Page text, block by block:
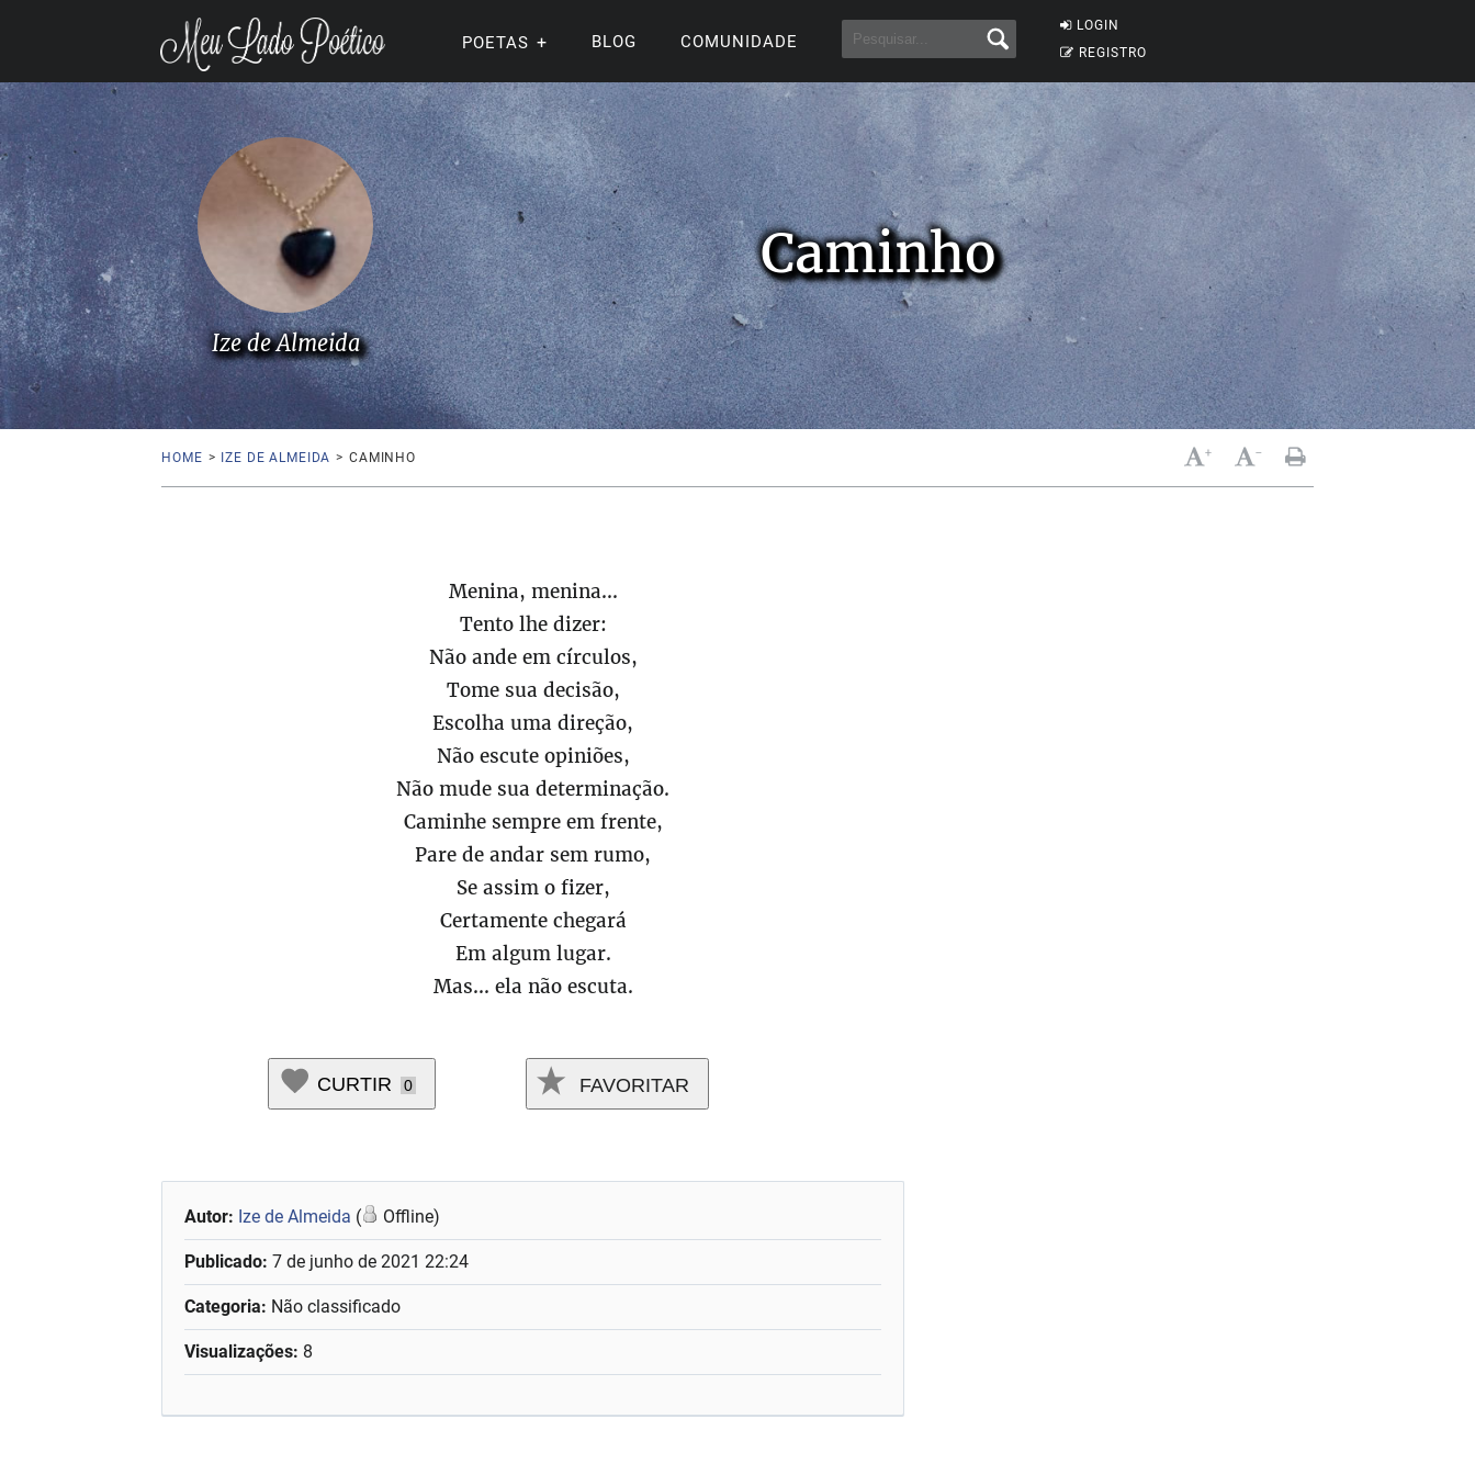
LOGIN
REGISTRO
POETAS BLOG COMUNIDADE
Caminho
Ize de Almeida
HOME > IZE DE ALMEIDA > CAMINHO + -
Menina, menina...
Tento lhe dizer:
Não ande em círculos,
Tome sua decisão,
Escolha uma direção,
Não escute opiniões,
Não mude sua determinação.
Caminhe sempre em frente,
Pare de andar sem rumo,
Se assim o fizer,
Certamente chegará
Em algum lugar.
Mas... ela não escuta.
CURTIR 0 FAVORITAR
Autor: Ize de Almeida ( Offline)
Publicado:7 de junho de 2021 22:24
Categoria: Não classificado
Visualizações: 8